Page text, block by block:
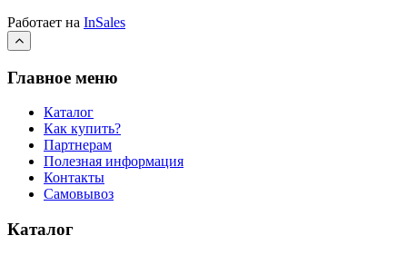
Работает на InSales
Главное меню
Каталог
Как купить?
Партнерам
Полезная информация
Контакты
Самовывоз
Каталог